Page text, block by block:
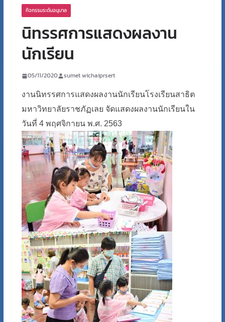
กิจกรรมระดับอนุบาล
นิทรรศการแสดงผลงาน
นักเรียน
05/11/2020 sumet wichaiprsert
งานนิทรรศการแสดงผลงานนักเรียนโรงเรียนสาธิต
มหาวิทยาลัยราชภัฏเลย จัดแสดงผลงานนักเรียนใน
วันที่ 4 พฤศจิกายน พ.ศ. 2563